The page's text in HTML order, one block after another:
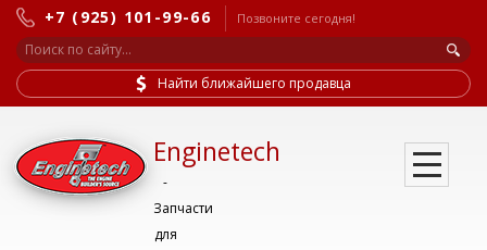
+7 (925) 101-99-66 Позвоните сегодня!
Найти ближайшего продавца
Enginetech
-
Запчасти
для